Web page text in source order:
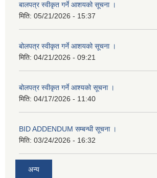
बालपत्र स्वीकृत गर्ने आशयको सूचना ।
मिति: 05/21/2026 - 15:37
बोलपत्र स्वीकृत गर्ने आशयको सूचना ।
मिति: 04/21/2026 - 09:21
बोलपत्र स्वीकृत गर्ने आश्यको सूचना ।
मिति: 04/17/2026 - 11:40
BID ADDENDUM सम्बन्धी सूचना ।
मिति: 03/24/2026 - 16:32
अन्य